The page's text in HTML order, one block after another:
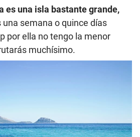
es una isla bastante grande,
una semana o quince días
por ella no tengo la menor
muchísimo.